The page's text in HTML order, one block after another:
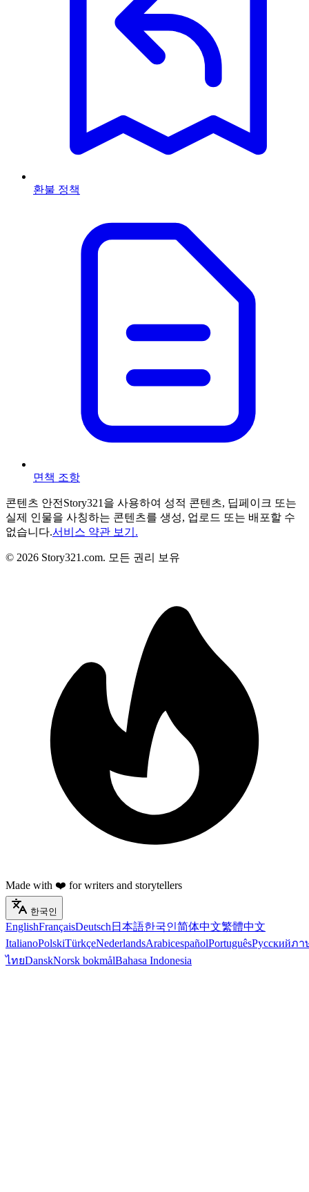
환불 정책
면책 조항
콘텐츠 안전 Story321을 사용하여 성적 콘텐츠, 딥페이크 또는
실제 인물을 사칭하는 콘텐츠를 생성, 업로드 또는 배포할 수
없습니다.서비스 약관 보기.
© 2026 Story321.com. 모든 권리 보유
Made with ❤️ for writers and storytellers
한국인
EnglishFrançaisDeutsch 日本語한국인简体中文繁體中文
ItalianoPolskiTürkçeNederlandsArabicespañolPortuguêsРусскийภา
ไทยDanskNorsk bokmålBahasa Indonesia